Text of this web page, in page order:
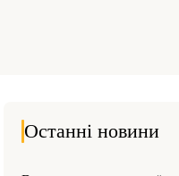
Останні новини